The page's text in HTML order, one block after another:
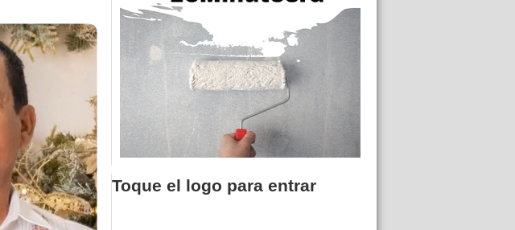
Toque el logo para entrar